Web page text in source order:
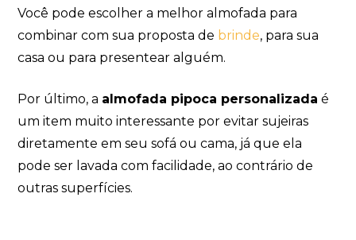
Você pode escolher a melhor almofada para
combinar com sua proposta de brinde, para sua
casa ou para presentear alguém.
Por último, a almofada pipoca personalizada é
um item muito interessante por evitar sujeiras
diretamente em seu sofá ou cama, já que ela
pode ser lavada com facilidade, ao contrário de
outras superfícies.